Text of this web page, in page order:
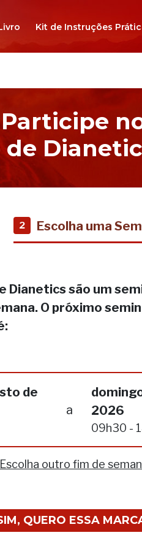
Kit de Instruções
Participe
2 Escolha uma
Dianetics são um
O próximo
de
a
2026
09h30 -
Escolha outro fim de
QUERO ESSA